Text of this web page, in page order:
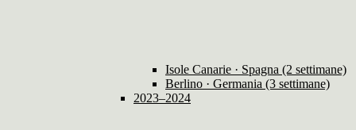
Isole Canarie · Spagna (2 settimane)
Berlino · Germania (3 settimane)
2023–2024